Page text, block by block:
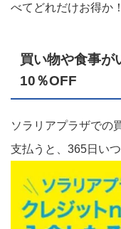
べてどれだけお得か
買い物や食事が
10％OFF
ソラリアプラザでの
支払うと、365日い